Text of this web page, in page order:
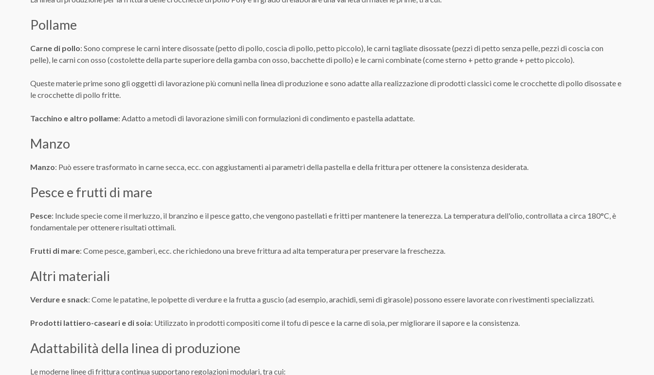
Pollame
Carne di pollo: Sono comprese le carni intere disossate (petto di pollo, coscia di pollo, petto piccolo), le carni tagliate disossate (pezzi di petto senza pelle, pezzi di coscia con
pelle), le carni con osso (costolette della parte superiore della gamba con osso, bacchette di pollo) e le carni combinate (come sterno + petto grande + petto piccolo).
Queste materie prime sono gli oggetti di lavorazione più comuni nella linea di produzione e sono adatte alla realizzazione di prodotti classici come le crocchette di pollo disossate e
le crocchette di pollo fritte.
Tacchino e altro pollame: Adatto a metodi di lavorazione simili con formulazioni di condimento e pastella adattate.
Manzo
Manzo: Può essere trasformato in carne secca, ecc. con aggiustamenti ai parametri della pastella e della frittura per ottenere la consistenza desiderata.
Pesce e frutti di mare
Pesce: Include specie come il merluzzo, il branzino e il pesce gatto, che vengono pastellati e fritti per mantenere la tenerezza. La temperatura dell'olio, controllata a circa 180°C, è
fondamentale per ottenere risultati ottimali.
Frutti di mare: Come pesce, gamberi, ecc. che richiedono una breve frittura ad alta temperatura per preservare la freschezza.
Altri materiali
Verdure e snack: Come le patatine, le polpette di verdure e la frutta a guscio (ad esempio, arachidi, semi di girasole) possono essere lavorate con rivestimenti specializzati.
Prodotti lattiero-caseari e di soia: Utilizzato in prodotti compositi come il tofu di pesce e la carne di soia, per migliorare il sapore e la consistenza.
Adattabilità della linea di produzione
Le moderne linee di frittura continua supportano regolazioni modulari, tra cui: